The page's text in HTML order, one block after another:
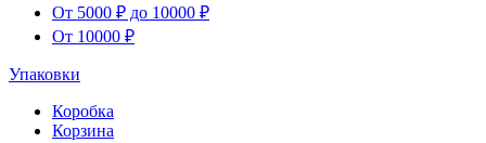
От 5000 ₽ до 10000 ₽
От 10000 ₽
Упаковки
Коробка
Корзина